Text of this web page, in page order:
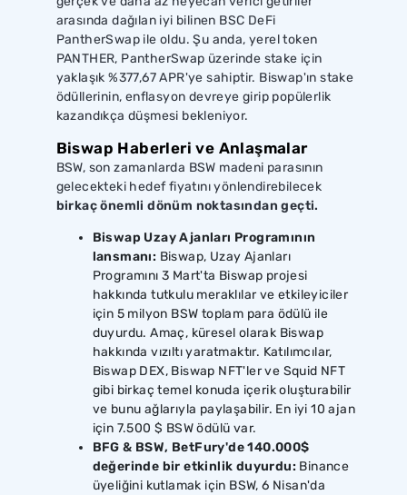
arasında dağılan iyi bilinen BSC DeFi
PantherSwap ile oldu. Şu anda, yerel token
PANTHER, PantherSwap üzerinde stake için
yaklaşık %377,67 APR'ye sahiptir. Biswap'ın stake
ödüllerinin, enflasyon devreye girip popülerlik
kazandıkça düşmesi bekleniyor.
Biswap Haberleri ve Anlaşmalar
BSW, son zamanlarda BSW madeni parasının
gelecekteki hedef fiyatını yönlendirebilecek
birkaç önemli dönüm noktasından geçti.
Biswap Uzay Ajanları Programının
lansmanı: Biswap, Uzay Ajanları
Programını 3 Mart'ta Biswap projesi
hakkında tutkulu meraklılar ve etkileyiciler
için 5 milyon BSW toplam para ödülü ile
duyurdu. Amaç, küresel olarak Biswap
hakkında vızıltı yaratmaktır. Katılımcılar,
Biswap DEX, Biswap NFT'ler ve Squid NFT
gibi birkaç temel konuda içerik oluşturabilir
ve bunu ağlarıyla paylaşabilir. En iyi 10 ajan
için 7.500 $ BSW ödülü var.
BFG & BSW, BetFury'de 140.000$
değerinde bir etkinlik duyurdu: Binance
üyeliğini kutlamak için BSW, 6 Nisan'da